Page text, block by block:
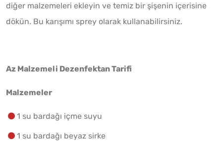
diğer malzemeleri ekleyin ve temiz bir şişenin içerisine
dökün. Bu karışımı sprey olarak kullanabilirsiniz.
Az Malzemeli Dezenfektan Tarifi
Malzemeler
1 su bardağı içme suyu
1 su bardağı beyaz sirke